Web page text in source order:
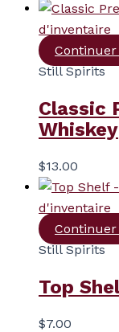
d'inventaire
Still Spirits
Classic
Whiskey
$13.00
d'inventaire
Still Spirits
Top
$7.00